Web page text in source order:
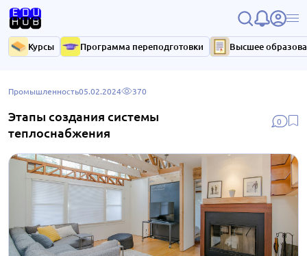
Курсы Программа переподготовки Высшее
0
Промышленность05.02.2024 370
Этапы создания системы
теплоснабжения